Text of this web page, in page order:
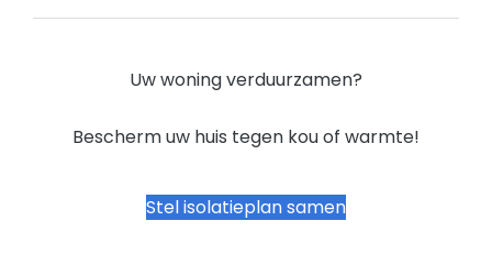
Uw woning verduurzamen?
Bescherm uw huis tegen kou of warmte!
Stel isolatieplan samen